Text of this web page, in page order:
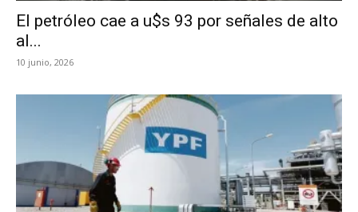
El petróleo cae a u$s 93 por señales de alto
al...
10 junio, 2026